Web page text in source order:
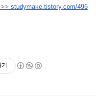
studymake.tistory.com/496